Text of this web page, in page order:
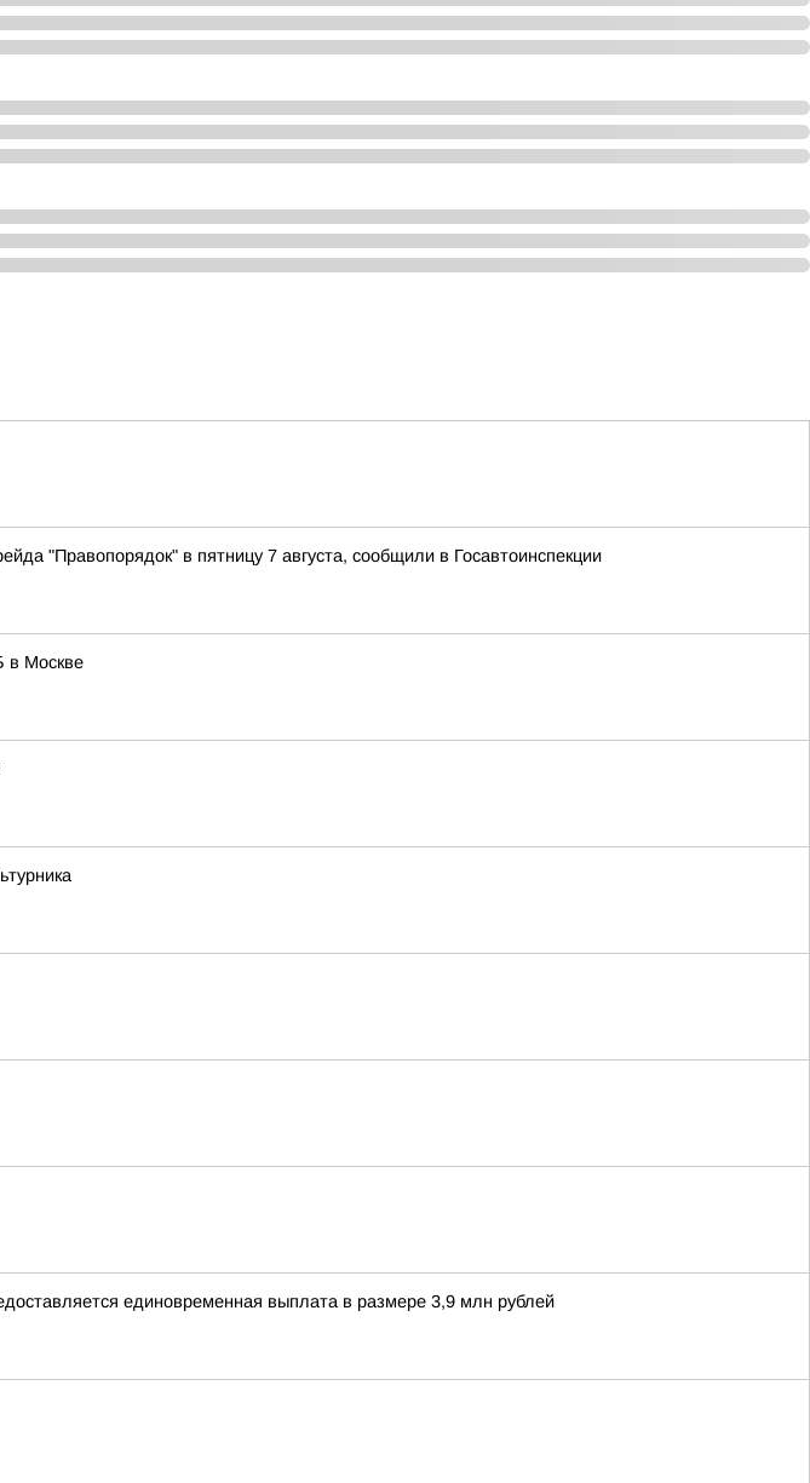
"Правопорядок" в пятницу 7 августа, сообщили в Госавтоинспекции
в Москве
единовременная выплата в размере 3,9 млн рублей